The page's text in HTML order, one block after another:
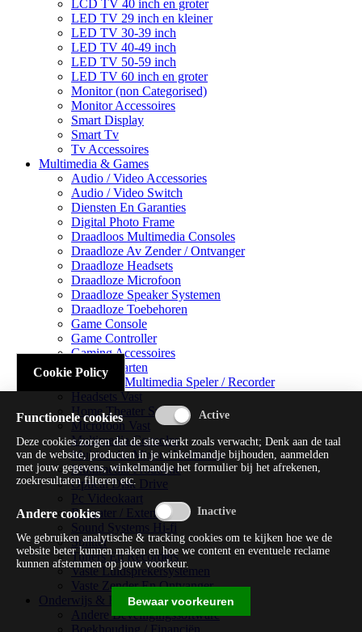
LCD TV 40 inch en groter
LED TV 29 inch en kleiner
LED TV 30-39 inch
LED TV 40-49 inch
LED TV 50-59 inch
LED TV 60 inch en groter
Monitor (non Categorised)
Monitor Accessoires
Smart Display
Smart Tv
Tv Accessoires
Multimedia & Games
Audio / Video Accessories
Audio / Video Switch
Diensten En Garanties
Digital Photo Frame
Draadloos Multimedia Consoles
Draadloze Av Zender / Ontvanger
Draadloze Headsets
Draadloze Microfoon
Draadloze Speaker Systemen
Draadloze Toebehoren
Game Console
Game Controller
Gaming Accessoires
Geluidskaarten
Handheld Multimedia Speler / Recorder
Headsets Vast
Home Theater Systems
Microfoon Vast
Multimedia Consoles
Multimedia Mixer / Versterker
Multimedia Productie
Optical Disk Drive
Pc Videokaart
Repeater / Extender
Sound Systems Hi-fi
Splitter
Tuners En Recorders
Vaste Luidsprekersystemen
Vaste Zender En Ontvanger
Onderwijs & Recreatie
Andere Beveiligingssoftware
Cookie Policy
Functionele cookies
Deze cookies zorgen dat de site werkt zoals verwacht; Denk aan de taal
van de website, producten in je winkelmandje bijhouden, aanmelden
met jouw gegevens, winkelmandje het formulier bij het afrekenen,
zoekresultaten filteren etc.
Andere cookies
We gebruiken analytische & tracking cookies om te kijken hoe we de
website beter kunnen maken en hoe we content en eventuele reclame
kunnen afstemmen op jouw voorkeur.
Bewaar voorkeuren